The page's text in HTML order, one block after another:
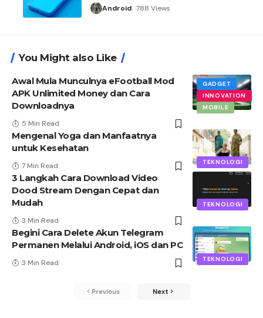
Android 788 Views
You Might also Like
GADGET
INNOVATION
MOBILE
Awal Mula Munculnya eFootball Mod
APK Unlimited Money dan Cara
Downloadnya
5 Min Read
TEKNOLOGI
Mengenal Yoga dan Manfaatnya
untuk Kesehatan
7 Min Read
TEKNOLOGI
3 Langkah Cara Download Video
Dood Stream Dengan Cepat dan
Mudah
3 Min Read
TEKNOLOGI
Begini Cara Delete Akun Telegram
Permanen Melalui Android, iOS dan PC
3 Min Read
Previous Next